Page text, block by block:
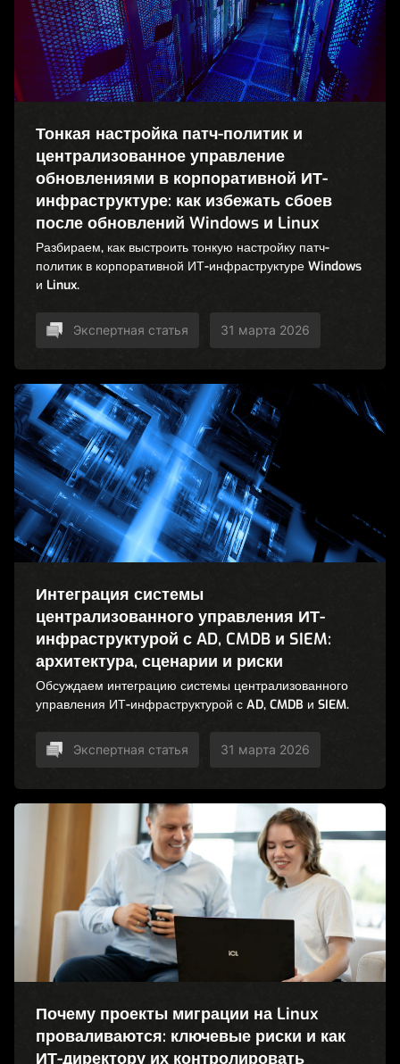
Тонкая настройка патч-политик и
централизованное управление
обновлениями в корпоративной ИТ-
инфраструктуре: как избежать сбоев
после обновлений Windows и Linux
Разбираем, как выстроить тонкую настройку патч-
политик в корпоративной ИТ-инфраструктуре Windows
и Linux.
Экспертная статья 31 марта 2026
Интеграция системы
централизованного управления ИТ-
инфраструктурой с AD, CMDB и SIEM:
архитектура, сценарии и риски
Обсуждаем интеграцию системы централизованного
управления ИТ-инфраструктурой с AD, CMDB и SIEM.
Экспертная статья 31 марта 2026
Почему проекты миграции на Linux
проваливаются: ключевые риски и как
ИТ-директору их контролировать